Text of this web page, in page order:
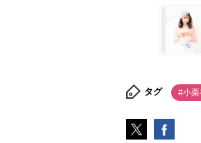
タグ #小栗